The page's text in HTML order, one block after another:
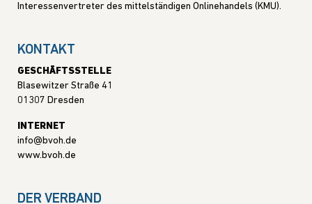
Interessenvertreter des mittelständigen Onlinehandels (KMU).
KONTAKT
GESCHÄFTSSTELLE
Blasewitzer Straße 41
01307 Dresden
INTERNET
info@bvoh.de
www.bvoh.de
DER VERBAND